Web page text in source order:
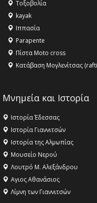
ανθρωπότητα
16:18 -
ΣΤΗΝ ΕΔΕΣΣΑ
Τοξοβολία
kayak
Ιππασία
Parapente
Πίστα Moto cross
Κατάβαση Μογλενίτσας
Μνημεία και Ιστορία
Ιστορία Έδεσσας
Ιστορία Γιαννιτσών
Ιστορία της Αλμωπίας
Μουσείο Νερού
Λουτρό Μ. Αλεξάνδρου
Αγιος Αθανάσιος
Λίμνη των Γιαννιτσών